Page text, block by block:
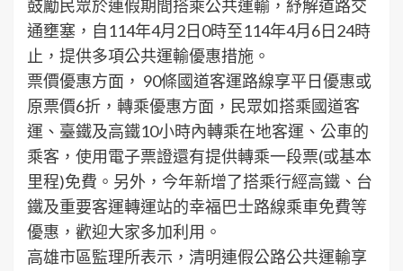
鼓勵民眾於連假期間搭乘公共運輸，紓解道路交
通壅塞，自114年4月2日0時至114年4月6日24時
止，提供多項公共運輸優惠措施。
票價優惠方面， 90條國道客運路線享平日優惠或
原票價6折，轉乘優惠方面，民眾如搭乘國道客
運、臺鐵及高鐵10小時內轉乘在地客運、公車的
乘客，使用電子票證還有提供轉乘一段票(或基本
里程)免費。另外，今年新增了搭乘行經高鐵、台
鐵及重要客運轉運站的幸福巴士路線乘車免費等
優惠，歡迎大家多加利用。
高雄市區監理所表示，清明連假公路公共運輸享